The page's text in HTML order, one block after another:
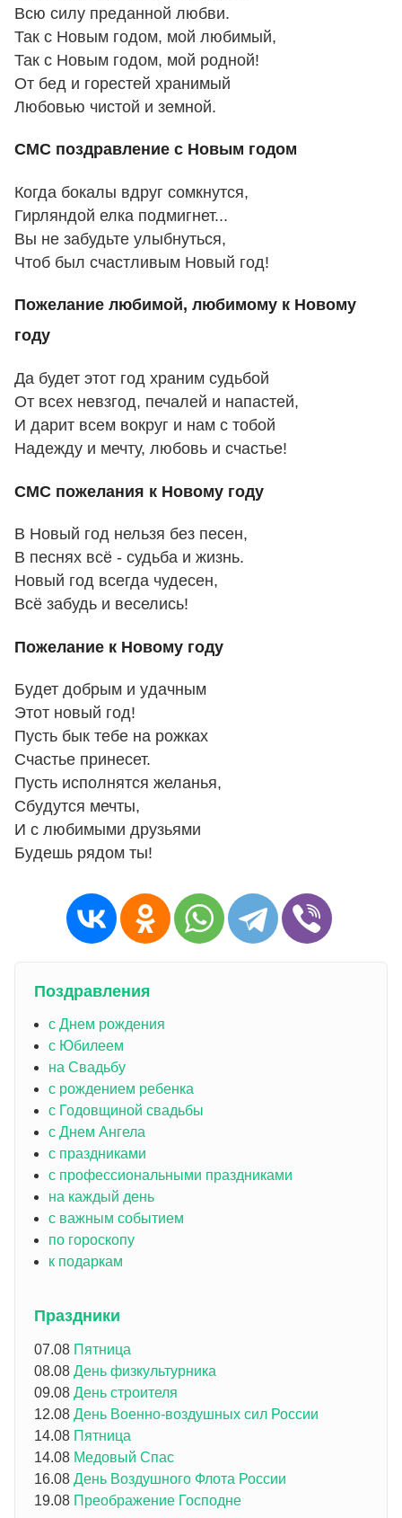
Всю силу преданной любви.
Так с Новым годом, мой любимый,
Так с Новым годом, мой родной!
От бед и горестей хранимый
Любовью чистой и земной.
СМС поздравление с Новым годом
Когда бокалы вдруг сомкнутся,
Гирляндой елка подмигнет...
Вы не забудьте улыбнуться,
Чтоб был счастливым Новый год!
Пожелание любимой, любимому к Новому
году
Да будет этот год храним судьбой
От всех невзгод, печалей и напастей,
И дарит всем вокруг и нам с тобой
Надежду и мечту, любовь и счастье!
СМС пожелания к Новому году
В Hовый год нельзя без песен,
В песнях всё - судьба и жизнь.
Hовый год всегда чудесен,
Всё забудь и веселись!
Пожелание к Новому году
Бyдет добpым и yдачным
Этот новый год!
Пyсть бык тебе на рожках
Счастье пpинесет.
Пyсть исполнятся желанья,
Сбyдyтся мечты,
И с любимыми дpyзьями
Бyдешь pядом ты!
Поздравления
с Днем рождения
с Юбилеем
на Свадьбу
с рождением ребенка
с Годовщиной свадьбы
с Днем Ангела
с праздниками
с профессиональными праздниками
на каждый день
с важным событием
по гороскопу
к подаркам
Праздники
07.08 Пятница
08.08 День физкультурника
09.08 День строителя
12.08 День Военно-воздушных сил России
14.08 Пятница
14.08 Медовый Спас
16.08 День Воздушного Флота России
19.08 Преображение Господне